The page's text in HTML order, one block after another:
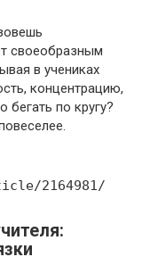
своеобразным
в учениках
концентрацию,
бегать по кругу?
2164981/